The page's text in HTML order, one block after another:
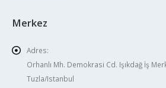
Merkez
Adres:
Orhanlı Mh. Demokrasi Cd. Işıkdağ İş
Tuzla/Istanbul